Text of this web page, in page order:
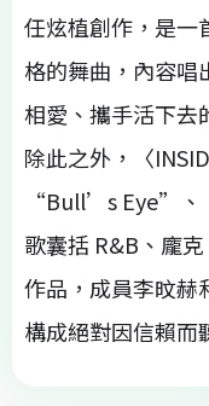
任炫植創作，是
格的舞曲，內容唱
相愛、攜手活下去
除此之外，〈
“Bull’s Eye”、
歌囊括 R&B、龐
作品，成員李旼赫
構成絕對因信賴而